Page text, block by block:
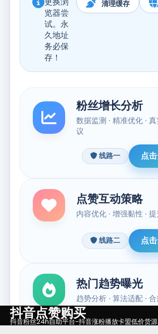
Skip
to
抖音点赞购买
抖音粉丝24h自助平台-抖音涨粉播放卡盟低价货源